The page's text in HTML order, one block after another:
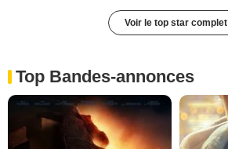
Voir le top star complet
Top Bandes-annonces